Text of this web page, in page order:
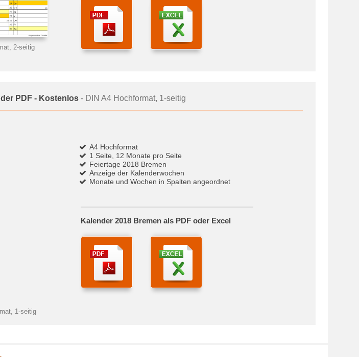
2-seitig
PDF - Kostenlos - DIN A4 Hochformat, 1-seitig
1-seitig
A4 Hochformat
1 Seite, 12 Monate pro Seite
Feiertage 2018 Bremen
Anzeige der Kalenderwochen
Monate und Wochen in Spalten angeordnet
Kalender 2018 Bremen als PDF oder Excel